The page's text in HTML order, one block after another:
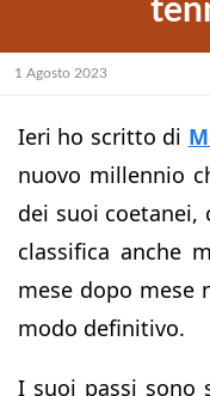
1 Agosto 2023
Ieri ho scritto di
nuovo millennio
dei suoi coetanei,
classifica anche
mese dopo mese
modo definitivo.
I suoi passi sono